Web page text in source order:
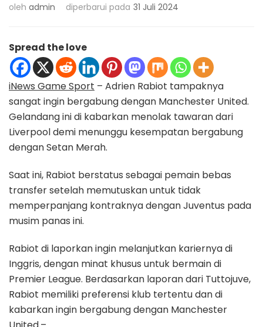
oleh admin diperbarui pada 31 Juli 2024
Spread the love
iNews Game Sport – Adrien Rabiot tampaknya
sangat ingin bergabung dengan Manchester United.
Gelandang ini di kabarkan menolak tawaran dari
Liverpool demi menunggu kesempatan bergabung
dengan Setan Merah.
Saat ini, Rabiot berstatus sebagai pemain bebas
transfer setelah memutuskan untuk tidak
memperpanjang kontraknya dengan Juventus pada
musim panas ini.
Rabiot di laporkan ingin melanjutkan kariernya di
Inggris, dengan minat khusus untuk bermain di
Premier League. Berdasarkan laporan dari Tuttojuve,
Rabiot memiliki preferensi klub tertentu dan di
kabarkan ingin bergabung dengan Manchester